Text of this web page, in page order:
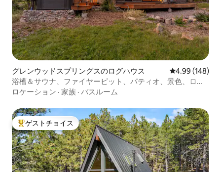
グレンウッドスプリングスのログハウス レビュー148
4.99 (148)
浴槽＆サウナ、ファイヤーピット、パティオ、景色、ロマ
ンチック
ロケーション · 家族 · バスルーム
大好評のゲストチョイスです。
ゲストチョイス